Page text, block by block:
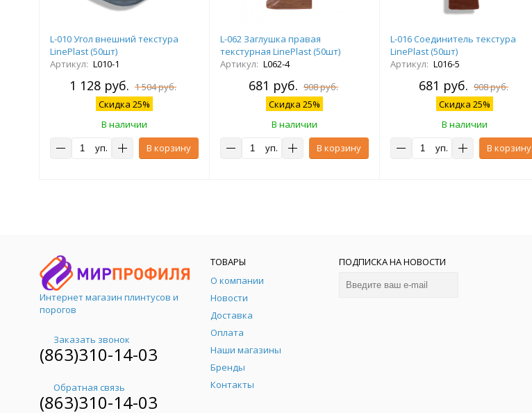
L-010 Угол внешний текстура
LinePlast (50шт)
Артикул: L010-1
1 128 руб. 1 504 руб.
Скидка 25%
В наличии
уп.
В корзину
L-062 Заглушка правая
текстурная LinePlast (50шт)
Артикул: L062-4
681 руб. 908 руб.
Скидка 25%
В наличии
уп.
В корзину
L-016 Соединитель текстура
LinePlast (50шт)
Артикул: L016-5
681 руб. 908 руб.
Скидка 25%
В наличии
уп.
В корзину
Интернет магазин плинтусов и
порогов
Заказать звонок
(863)310-14-03
Обратная связь
(863)310-14-03
ТОВАРЫ
О компании
Новости
Доставка
Оплата
Наши магазины
Бренды
Контакты
ПОДПИСКА НА НОВОСТИ